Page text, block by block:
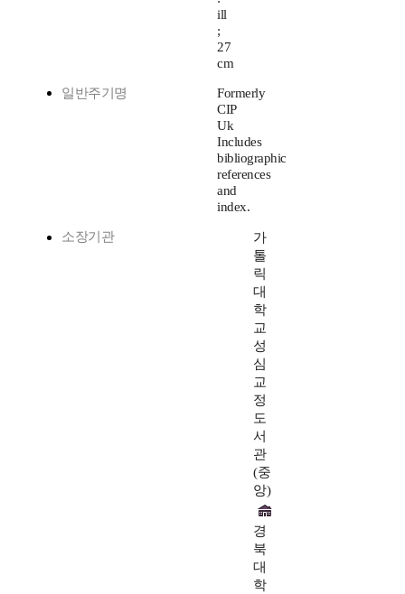
ill
;
27
cm
일반주기명
Formerly
CIP
Uk
Includes
bibliographic
references
and
index.
소장기관
가
톨
릭
대
학
교
성
심
교
정
도
서
관
(중
앙)
경
북
대
학